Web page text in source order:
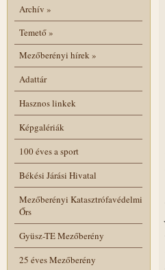
Archív »
Temető»
Mezőberényi hírek»
Adattár
Hasznos linkek
Képgalériák
100 éves a sport
Békési Járási Hivatal
Mezőberényi Katasztrófavédelmi
Őrs
Gyüsz-TE Mezőberény
25 éves Mezőberény